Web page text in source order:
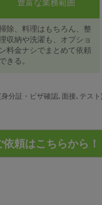
除、料理はもちろん、整
収納や洗濯も、オプショ
ン料金ナシでまとめて依頼
できる。
分証・ビザ確認､面接､テス